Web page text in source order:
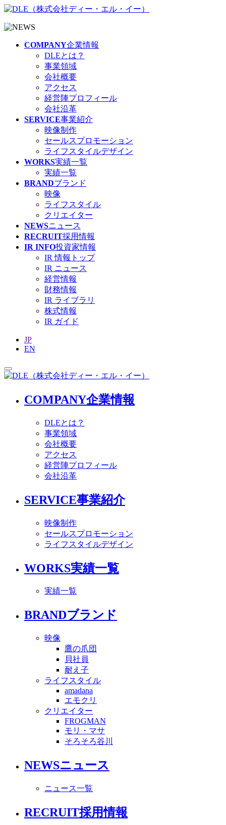
COMPANY企業情報
DLEとは？
事業領域
会社概要
アクセス
経営陣プロフィール
会社沿革
SERVICE事業紹介
映像制作
セールスプロモーション
ライフスタイルデザイン
WORKS実績一覧
実績一覧
BRANDブランド
映像
ライフスタイル
クリエイター
NEWSニュース
RECRUIT採用情報
IR INFO投資家情報
IR 情報トップ
IR ニュース
経営情報
財務情報
IR ライブラリ
株式情報
IR ガイド
JP
EN
COMPANY企業情報
DLEとは？
事業領域
会社概要
アクセス
経営陣プロフィール
会社沿革
SERVICE事業紹介
映像制作
セールスプロモーション
ライフスタイルデザイン
WORKS実績一覧
実績一覧
BRANDブランド
映像
鷹の爪団
貝社員
耐え子
ライフスタイル
amadana
エモクリ
クリエイター
FROGMAN
モリ・マサ
そろそろ谷川
NEWSニュース
ニュース一覧
RECRUIT採用情報